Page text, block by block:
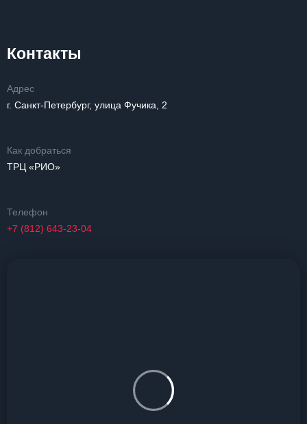
Контакты
Адрес
г. Санкт-Петербург, улица Фучика, 2
Как добраться
ТРЦ «РИО»
Телефон
+7 (812) 643-23-04